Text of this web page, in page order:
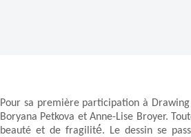
Pour sa première participation à
Boryana Petkova et Anne-Lise Broyer.
beauté et de fragilité́. Le dessin se